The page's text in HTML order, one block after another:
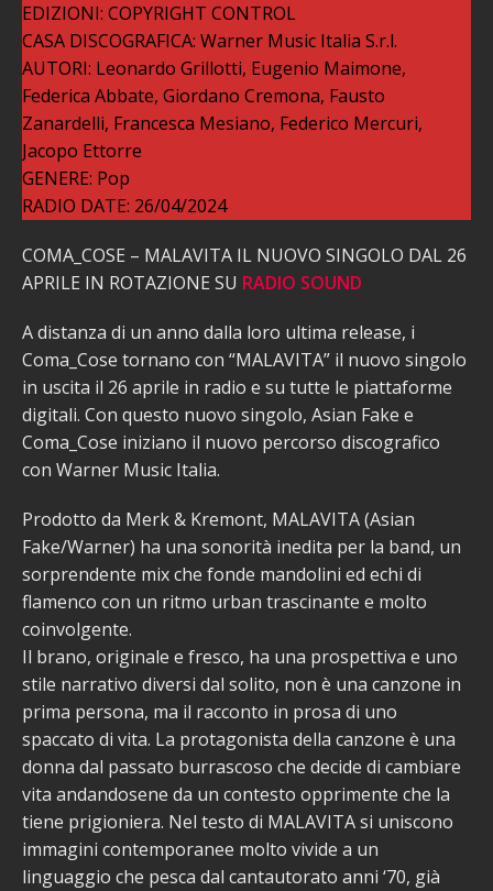
EDIZIONI: COPYRIGHT CONTROL
CASA DISCOGRAFICA: Warner Music Italia S.r.l.
AUTORI: Leonardo Grillotti, Eugenio Maimone,
Federica Abbate, Giordano Cremona, Fausto
Zanardelli, Francesca Mesiano, Federico Mercuri,
Jacopo Ettorre
GENERE: Pop
RADIO DATE: 26/04/2024
COMA_COSE – MALAVITA IL NUOVO SINGOLO DAL 26
APRILE IN ROTAZIONE SU RADIO SOUND
A distanza di un anno dalla loro ultima release, i
Coma_Cose tornano con “MALAVITA” il nuovo singolo
in uscita il 26 aprile in radio e su tutte le piattaforme
digitali. Con questo nuovo singolo, Asian Fake e
Coma_Cose iniziano il nuovo percorso discografico
con Warner Music Italia.
Prodotto da Merk & Kremont, MALAVITA (Asian
Fake/Warner) ha una sonorità inedita per la band, un
sorprendente mix che fonde mandolini ed echi di
flamenco con un ritmo urban trascinante e molto
coinvolgente.
Il brano, originale e fresco, ha una prospettiva e uno
stile narrativo diversi dal solito, non è una canzone in
prima persona, ma il racconto in prosa di uno
spaccato di vita. La protagonista della canzone è una
donna dal passato burrascoso che decide di cambiare
vita andandosene da un contesto opprimente che la
tiene prigioniera. Nel testo di MALAVITA si uniscono
immagini contemporanee molto vivide a un
linguaggio che pesca dal cantautorato anni ‘70, già